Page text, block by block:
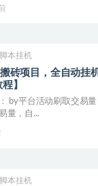
脚本挂机
砖项目，全自动挂
】
by平台活动刷取交易
量，自...
脚本挂机